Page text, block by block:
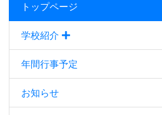
トップページ
学校紹介
年間行事予定
お知らせ